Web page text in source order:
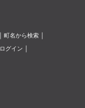
町名から検索
ログイン